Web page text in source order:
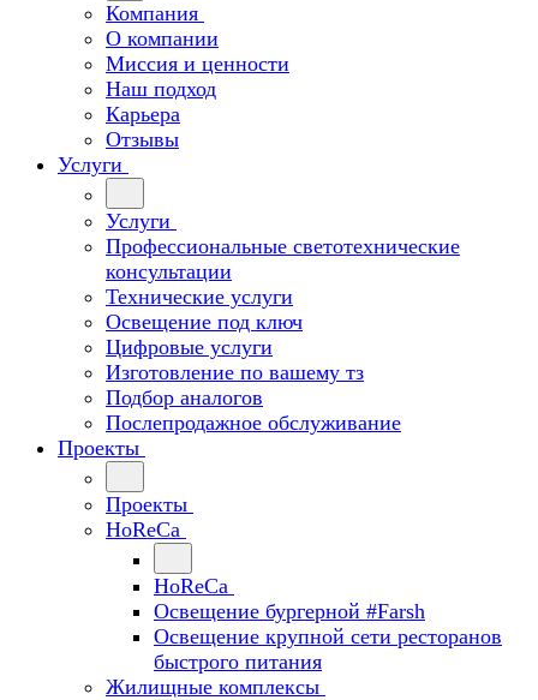
Компания
О компании
Миссия и ценности
Наш подход
Карьера
Отзывы
Услуги
Услуги
Профессиональные светотехнические
консультации
Технические услуги
Освещение под ключ
Цифровые услуги
Изготовление по вашему тз
Подбор аналогов
Послепродажное обслуживание
Проекты
Проекты
HoReCa
HoReCa
Освещение бургерной #Farsh
Освещение крупной сети ресторанов
быстрого питания
Жилищные комплексы